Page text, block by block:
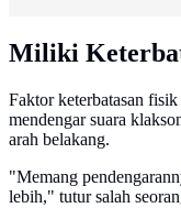
Miliki
Faktor keterbatasan
mendengar suara
arah belakang.
"Memang
lebih," tutur salah